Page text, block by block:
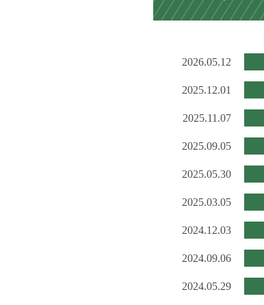
2026.05.12
2025.12.01
2025.11.07
2025.09.05
2025.05.30
2025.03.05
2024.12.03
2024.09.06
2024.05.29